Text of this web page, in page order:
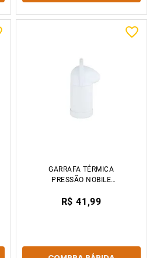
GARRAFA TÉRMICA
PRESSÃO NOBILE
R$ 41,99